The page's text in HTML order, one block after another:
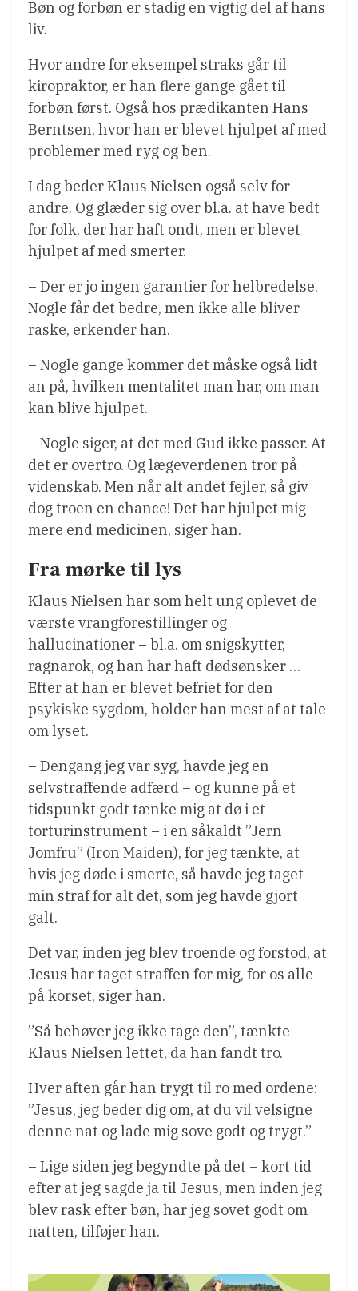
Bøn og forbøn er stadig en vigtig del af hans
liv.
Hvor andre for eksempel straks går til
kiropraktor, er han flere gange gået til
forbøn først. Også hos prædikanten Hans
Berntsen, hvor han er blevet hjulpet af med
problemer med ryg og ben.
I dag beder Klaus Nielsen også selv for
andre. Og glæder sig over bl.a. at have bedt
for folk, der har haft ondt, men er blevet
hjulpet af med smerter.
– Der er jo ingen garantier for helbredelse.
Nogle får det bedre, men ikke alle bliver
raske, erkender han.
– Nogle gange kommer det måske også lidt
an på, hvilken mentalitet man har, om man
kan blive hjulpet.
– Nogle siger, at det med Gud ikke passer. At
det er overtro. Og lægeverdenen tror på
videnskab. Men når alt andet fejler, så giv
dog troen en chance! Det har hjulpet mig –
mere end medicinen, siger han.
Fra mørke til lys
Klaus Nielsen har som helt ung oplevet de
værste vrangforestillinger og
hallucinationer – bl.a. om snigskytter,
ragnarok, og han har haft dødsønsker …
Efter at han er blevet befriet for den
psykiske sygdom, holder han mest af at tale
om lyset.
– Dengang jeg var syg, havde jeg en
selvstraffende adfærd – og kunne på et
tidspunkt godt tænke mig at dø i et
torturinstrument – i en såkaldt ”Jern
Jomfru” (Iron Maiden), for jeg tænkte, at
hvis jeg døde i smerte, så havde jeg taget
min straf for alt det, som jeg havde gjort
galt.
Det var, inden jeg blev troende og forstod, at
Jesus har taget straffen for mig, for os alle –
på korset, siger han.
”Så behøver jeg ikke tage den”, tænkte
Klaus Nielsen lettet, da han fandt tro.
Hver aften går han trygt til ro med ordene:
”Jesus, jeg beder dig om, at du vil velsigne
denne nat og lade mig sove godt og trygt.”
– Lige siden jeg begyndte på det – kort tid
efter at jeg sagde ja til Jesus, men inden jeg
blev rask efter bøn, har jeg sovet godt om
natten, tilføjer han.